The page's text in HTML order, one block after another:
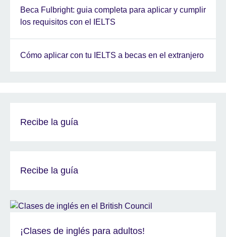
Beca Fulbright: guia completa para aplicar y cumplir
los requisitos con el IELTS
Cómo aplicar con tu IELTS a becas en el extranjero
Recibe la guía
Recibe la guía
¡Clases de inglés para adultos!